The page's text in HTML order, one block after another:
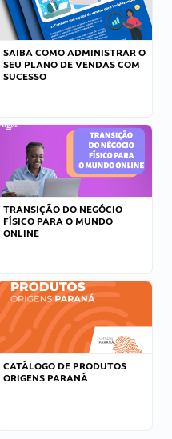
SAIBA COMO ADMINISTRAR O
SEU PLANO DE VENDAS COM
SUCESSO
TRANSIÇÃO DO NEGÓCIO
FÍSICO PARA O MUNDO
ONLINE
CATÁLOGO DE PRODUTOS
ORIGENS PARANÁ